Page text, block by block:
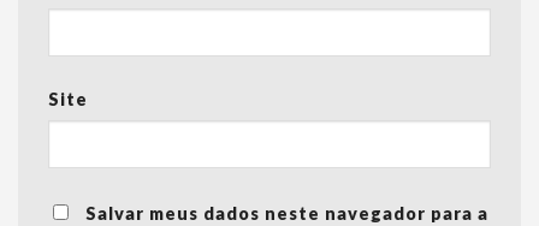
Site
Salvar meus dados neste navegador para a